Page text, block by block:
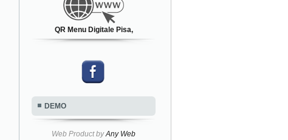
QR Menu Digitale Pisa,
DEMO
Web Product byAny Web